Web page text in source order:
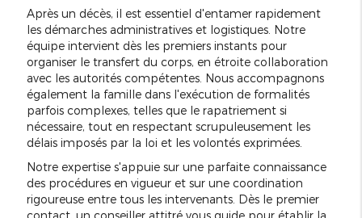
Après un décès, il est essentiel d'entamer rapidement
les démarches administratives et logistiques. Notre
équipe intervient dès les premiers instants pour
organiser le transfert du corps, en étroite collaboration
avec les autorités compétentes. Nous accompagnons
également la famille dans l'exécution de formalités
parfois complexes, telles que le rapatriement si
nécessaire, tout en respectant scrupuleusement les
délais imposés par la loi et les volontés exprimées.
Notre expertise s'appuie sur une parfaite connaissance
des procédures en vigueur et sur une coordination
rigoureuse entre tous les intervenants. Dès le premier